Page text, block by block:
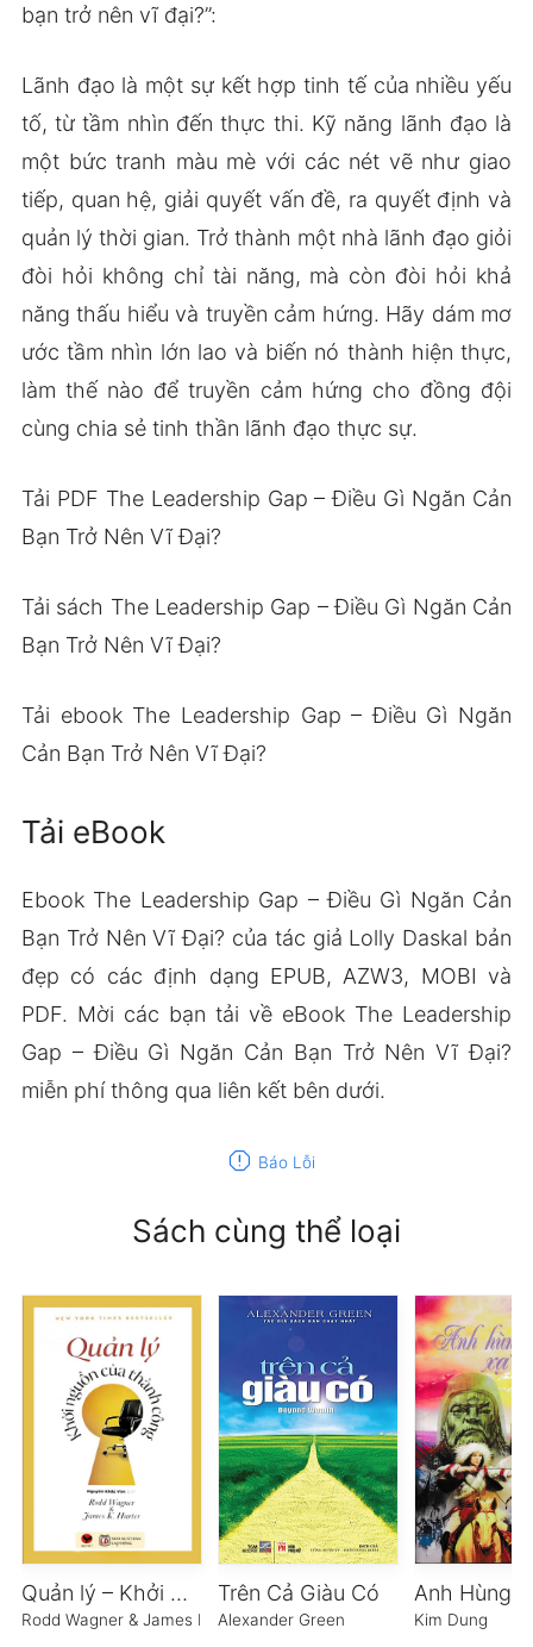
bạn trở nên vĩ đại?”:
Lãnh đạo là một sự kết hợp tinh tế của nhiều yếu
tố, từ tầm nhìn đến thực thi. Kỹ năng lãnh đạo là
một bức tranh màu mè với các nét vẽ như giao
tiếp, quan hệ, giải quyết vấn đề, ra quyết định và
quản lý thời gian. Trở thành một nhà lãnh đạo giỏi
đòi hỏi không chỉ tài năng, mà còn đòi hỏi khả
năng thấu hiểu và truyền cảm hứng. Hãy dám mơ
ước tầm nhìn lớn lao và biến nó thành hiện thực,
làm thế nào để truyền cảm hứng cho đồng đội
cùng chia sẻ tinh thần lãnh đạo thực sự.
Tải PDF The Leadership Gap – Điều Gì Ngăn Cản
Bạn Trở Nên Vĩ Đại?
Tải sách The Leadership Gap – Điều Gì Ngăn Cản
Bạn Trở Nên Vĩ Đại?
Tải ebook The Leadership Gap – Điều Gì Ngăn
Cản Bạn Trở Nên Vĩ Đại?
Tải eBook
Ebook The Leadership Gap – Điều Gì Ngăn Cản
Bạn Trở Nên Vĩ Đại? của tác giả Lolly Daskal bản
đẹp có các định dạng EPUB, AZW3, MOBI và
PDF. Mời các bạn tải về eBook The Leadership
Gap – Điều Gì Ngăn Cản Bạn Trở Nên Vĩ Đại?
miễn phí thông qua liên kết bên dưới.
report Báo Lỗi
Sách cùng thể loại
Quản lý – Khởi Nguồn Của Thành Công
Rodd Wagner & James K. Hater
Trên Cả Giàu Có
Alexander Green
Anh Hùng
Kim Dung